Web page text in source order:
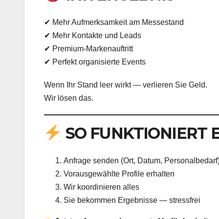
✔ Mehr Aufmerksamkeit am Messestand
✔ Mehr Kontakte und Leads
✔ Premium-Markenauftritt
✔ Perfekt organisierte Events
Wenn Ihr Stand leer wirkt — verlieren Sie Geld.
Wir lösen das.
SO FUNKTIONIERT
Anfrage senden (Ort, Datum,
Vorausgewählte Profile erhalten
Wir koordinieren alles
Sie bekommen Ergebnisse — stressfrei